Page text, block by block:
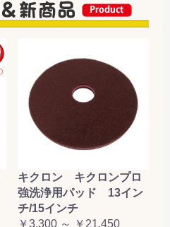
キクロン キクロンプロ
強洗浄用パッド 13イン
チ/15インチ
￥3,300 ～ ￥21,450